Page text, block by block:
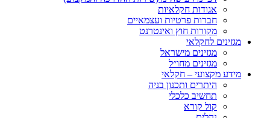
אגודות חקלאיות
חברות פרטיות ועצמאיים
מקורות חוץ ואינטרנט
מגזינים לחקלאי
מגזינים מישראל
מגזינים מחו״ל
מידע מקצועי – חקלאי
היתרים ותכנון בניה
תחשיב כלכלי
קול קורא